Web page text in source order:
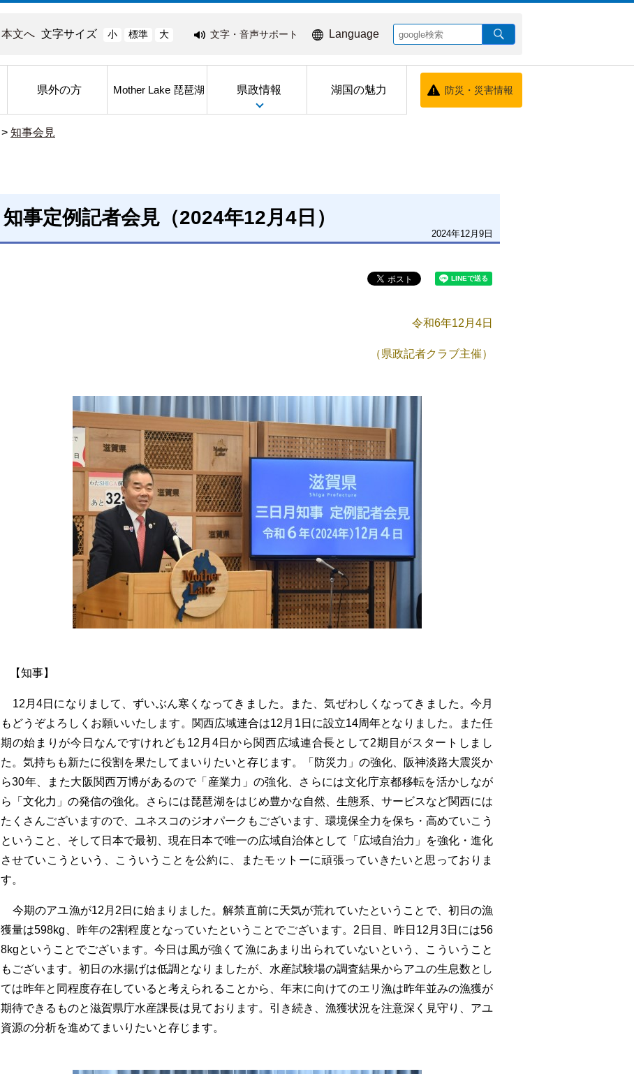
本文へ 文字サイズ 小 標準 大 文字・音声サポート Language
県外の方 Mother Lake 琵琶湖 県政情報 湖国の魅力 防災・災害情報
> 知事会見
知事定例記者会見（2024年12月4日）
2024年12月9日
令和6年12月4日
（県政記者クラブ主催）
【知事】
12 月4日になりまして、ずいぶん寒くなってきました。また、気ぜわしくなってきました。今月
もどうぞよろしくお願いいたします。関西広域連合は12月1日に設立14周年となりました。また任
期の始まりが今日なんですけれども12月4日から関西広域連合長として2期目がスタートしまし
た。気持ちも新たに役割を果たしてまいりたいと存じます。「防災力」の強化、阪神淡路大震災か
ら30年、また大阪関西万博があるので「産業力」の強化、さらには文化庁京都移転を活かしなが
ら「文化力」の発信の強化。さらには琵琶湖をはじめ豊かな自然、生態系、サービスなど関西には
たくさんございますので、ユネスコのジオパークもございます、環境保全力を保ち・高めていこう
ということ、そして日本で最初、現在日本で唯一の広域自治体として「広域自治力」を強化・進化
させていこうという、こういうことを公約に、またモットーに頑張っていきたいと思っておりま
す。
今期のアユ漁が12月2日に始まりました。解禁直前に天気が荒れていたということで、初日の漁
獲量は598kg、昨年の2割程度となっていたということでございます。2日目、昨日12月3日には56
8kgということでございます。今日は風が強くて漁にあまり出られていないという、こういうこと
もございます。初日の水揚げは低調となりましたが、水産試験場の調査結果からアユの生息数とし
ては昨年と同程度存在していると考えられることから、年末に向けてのエリ漁は昨年並みの漁獲が
期待できるものと滋賀県庁水産課長は見ております。引き続き、漁獲状況を注意深く見守り、アユ
資源の分析を進めてまいりたいと存じます。